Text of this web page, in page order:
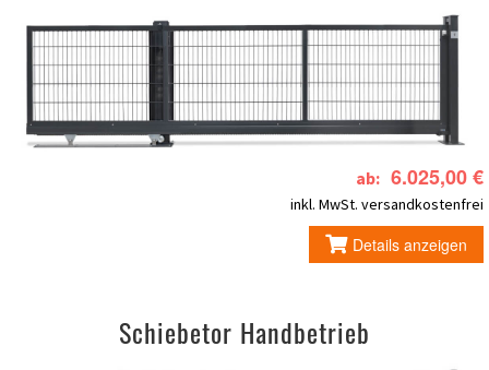
ab: 6.025,00 €
inkl. MwSt. versandkostenfrei
Details anzeigen
Schiebetor Handbetrieb